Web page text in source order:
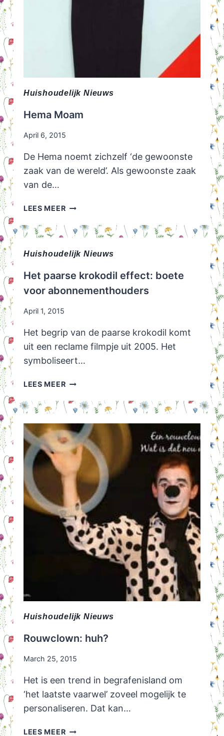
Huishoudelijk Nieuws
Hema Moam
April 6, 2015
De Hema noemt zichzelf ‘de gewoonste
zaak van de wereld’. Als gewoonste zaak
van de…
LEES MEERHEMA
Huishoudelijk Nieuws
Het paarse krokodil effect: boete
voor abonnementhouders
April 1, 2015
Het begrip van de paarse krokodil komt
uit een reclame filmpje uit 2005. Het
symboliseert…
LEES MEERHET
KROKODIL
BOETE
VOOR
ABONNEMENTHOUDERS
Huishoudelijk Nieuws
Rouwclown: huh?
March 25, 2015
Het is een trend in begrafenisland om
‘het laatste vaarwel’ zoveel mogelijk te
personaliseren. Dat kan…
LEES MEERROUWCLOWN: